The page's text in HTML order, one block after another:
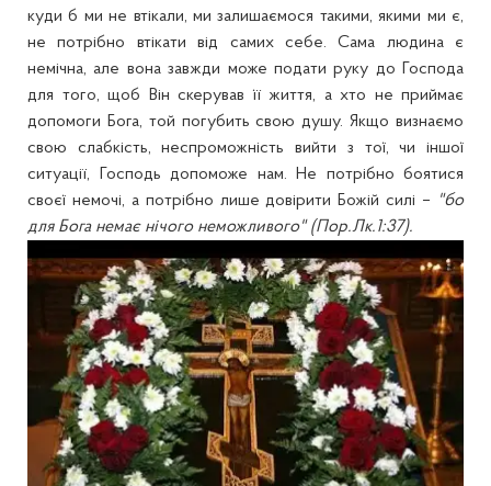
куди б ми не втікали, ми залишаємося такими, якими ми є,
не потрібно втікати від самих себе. Сама людина є
немічна, але вона завжди може подати руку до Господа
для того, щоб Він скерував її життя, а хто не приймає
допомоги Бога, той погубить свою душу. Якщо визнаємо
свою слабкість, неспроможність вийти з тої, чи іншої
ситуації, Господь допоможе нам. Не потрібно боятися
своєї немочі, а потрібно лише довірити Божій силі –
"бо
для Бога немає нічого неможливого" (Пор.Лк.1:37).